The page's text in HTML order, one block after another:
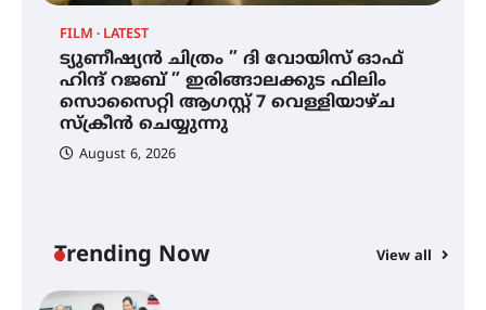
FILM LATEST
ട്യുണീഷ്യൻ ചിത്രം ” ദി വോയിസ് ഓഫ്
ഹിന്ദ് റജബ് ” ഇരിങ്ങാലക്കുട ഫിലിം
സൊസൈറ്റി ആഗസ്റ്റ് 7 വെള്ളിയാഴ്ച
സ്‌ക്രീൻ ചെയ്യുന്നു
August 6, 2026
Trending Now View all
ട്യുണീഷ്യൻ ചിത്രം ” ദി വോയിസ്
ഓഫ് ഹിന്ദ് റജബ് ” ഇരിങ്ങാലക്കുട
ഫിലിം സൊസൈറ്റി ആഗസ്റ്റ് 7
വെള്ളിയാഴ്ച സ്‌ക്രീൻ ചെയ്യുന്നു